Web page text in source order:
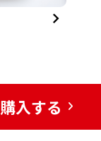
購入する